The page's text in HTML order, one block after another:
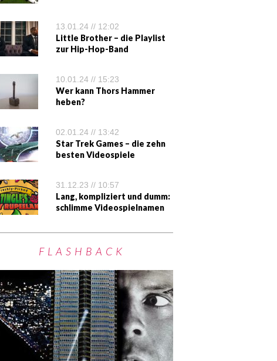
13.01.24 // 12:02
Little Brother – die Playlist
zur Hip-Hop-Band
10.01.24 // 15:23
Wer kann Thors Hammer
heben?
02.01.24 // 13:42
Star Trek Games – die zehn
besten Videospiele
31.12.23 // 10:57
Lang, kompliziert und dumm:
schlimme Videospielnamen
FLASHBACK